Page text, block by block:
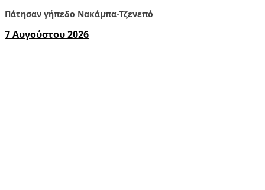
Πάτησαν γήπεδο Νακάμπα-Τζενεπό
7 Αυγούστου 2026